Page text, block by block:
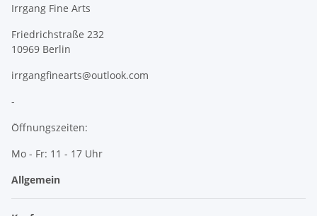
Irrgang Fine Arts
Friedrichstraße 232
10969 Berlin
irrgangfinearts@outlook.com
-
Öffnungszeiten:
Mo - Fr: 11 - 17 Uhr
Allgemein